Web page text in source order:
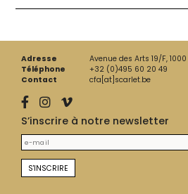
Adresse
Avenue des Arts 19/F,
Téléphone
+32 (0)495 60 20 49
Contact
cfa[at]scarlet.be
S’inscrire à notre newsletter